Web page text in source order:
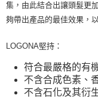
7-11取貨付款
每筆NT$80，滿
7-11純取貨 (先付款
集，由此結合出讓頭髮更
夠帶出產品的最佳效果，
LOGONA堅持：
符合最嚴格的有
不含合成色素、
不含石化及其衍